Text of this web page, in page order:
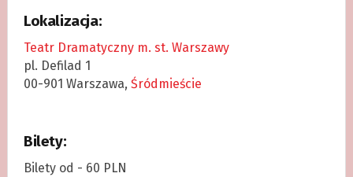
Lokalizacja:
Teatr Dramatyczny m. st. Warszawy
pl. Defilad 1
00-901 Warszawa, Śródmieście
Bilety:
Bilety od - 60 PLN